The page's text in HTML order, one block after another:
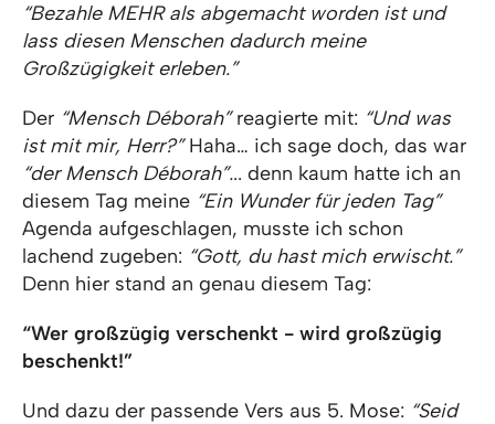
“Bezahle MEHR als abgemacht worden ist und
lass diesen Menschen dadurch meine
Großzügigkeit erleben.”
Der “Mensch Déborah”reagierte mit: “Und was
ist mit mir, Herr?”Haha… ich sage doch, das war
“der Mensch Déborah”... denn kaum hatte ich an
diesem Tag meine “Ein Wunder für jeden Tag”
Agenda aufgeschlagen, musste ich schon
lachend zugeben: “Gott, du hast mich erwischt.”
Denn hier stand an genau diesem Tag:
“Wer großzügig verschenkt - wird großzügig
beschenkt!”
Und dazu der passende Vers aus 5. Mose: “Seid